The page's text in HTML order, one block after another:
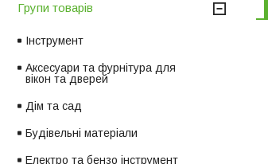
Групи товарів
Інструмент
Аксесуари та фурнітура для
вікон та дверей
Дім та сад
Будівельні матеріали
Електро та бензо інструмент